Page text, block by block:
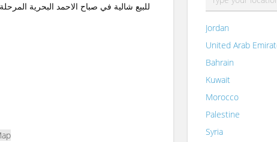
Jordan
United Arab
Bahrain
Kuwait
Morocco
Palestine
Syria